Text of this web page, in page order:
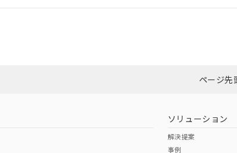
ダウンロードはこちら
（日本
（
ページ先
ソリューション
解決提案
事例